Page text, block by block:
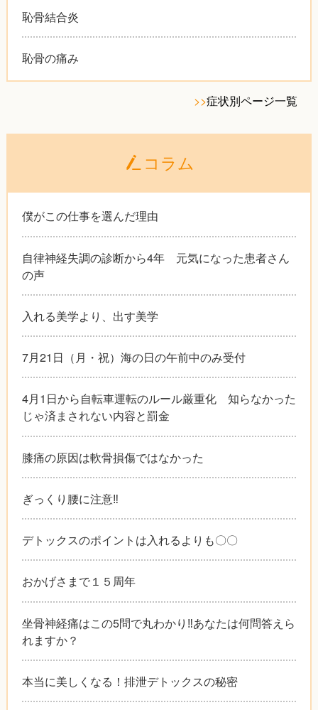
恥骨結合炎
恥骨の痛み
>>症状別ページ一覧
コラム
僕がこの仕事を選んだ理由
自律神経失調の診断から4年 元気になった患者さん
の声
入れる美学より、出す美学
7月21日（月・祝）海の日の午前中のみ受付
4月1日から自転車運転のルール厳重化 知らなかった
じゃ済まされない内容と罰金
膝痛の原因は軟骨損傷ではなかった
ぎっくり腰に注意‼︎
デトックスのポイントは入れるよりも〇〇
おかげさまで１５周年
坐骨神経痛はこの5問で丸わかり‼︎あなたは何問答えら
れますか？
本当に美しくなる！排泄デトックスの秘密